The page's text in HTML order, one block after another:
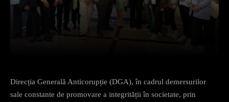
Direcția Generală Anticorupție (DGA), în cadrul demersurilor
sale constante de promovare a integrității în societate, prin